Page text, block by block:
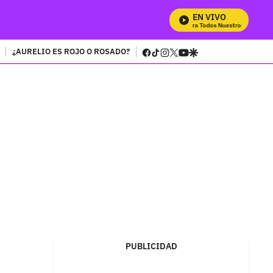
EN VIVO
Mira Todos Nuestros Programas
¿AURELIO ES ROJO O ROSADO? facebook
tiktok
instagram
twitter
youtube
google
PUBLICIDAD